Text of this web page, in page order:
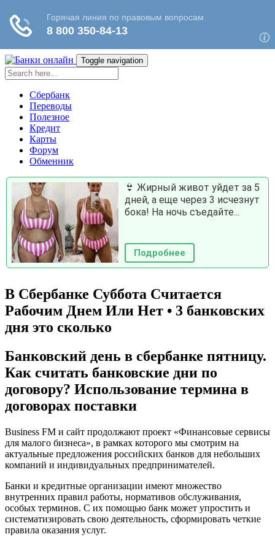
Toggle navigation
Сбербанк
Переводы
Полезное
Кредит
Карты
Форум
Обменник
👙 Жирный живот уйдет за 5
дней, а еще через 3 исчезнут
бока! На ночь съедайте...
Подробнее
В Сбербанке Суббота Считается
Рабочим Днем Или Нет • 3 банковских
дня это сколько
Банковский день в сбербанке пятницу.
Как считать банковские дни по
договору? Использование термина в
договорах поставки
Business FM и сайт продолжают проект «Финансовые сервисы
для малого бизнеса», в рамках которого мы смотрим на
актуальные предложения российских банков для небольших
компаний и индивидуальных предпринимателей.
Банки и кредитные организации имеют множество
внутренних правил работы, нормативов обслуживания,
особых терминов. С их помощью банк может упростить и
систематизировать свою деятельность, сформировать четкие
правила оказания услуг.